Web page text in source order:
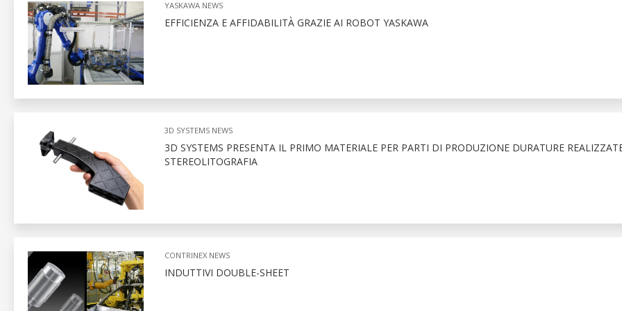
YASKAWA NEWS
EFFICIENZA E AFFIDABILITÀ GRAZIE AI ROBOT YASKAWA
3D SYSTEMS NEWS
3D SYSTEMS PRESENTA IL PRIMO MATERIALE PER PARTI DI PRODUZIONE DURATURE
STEREOLITOGRAFIA
CONTRINEX NEWS
INDUTTIVI DOUBLE-SHEET